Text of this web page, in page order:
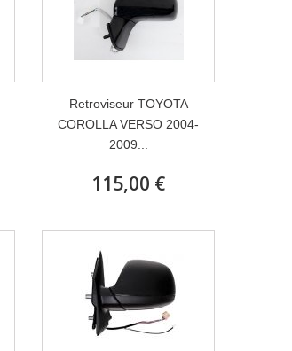
Retroviseur TOYOTA
COROLLA VERSO 2004-
2009...
115,00 €